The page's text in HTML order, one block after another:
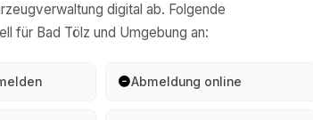
digital ab. Folgende
für Bad Tölz und Umgebung an:
Abmeldung online